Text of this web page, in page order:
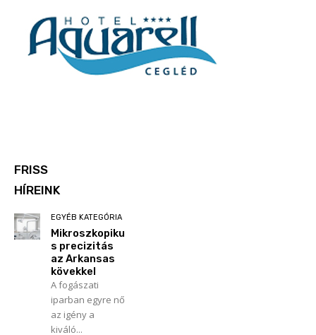
FRISS
HÍREINK
EGYÉB KATEGÓRIA
Mikroszkopiku
s precizitás
az Arkansas
kövekkel
A fogászati
iparban egyre nő
az igény a
kiváló...